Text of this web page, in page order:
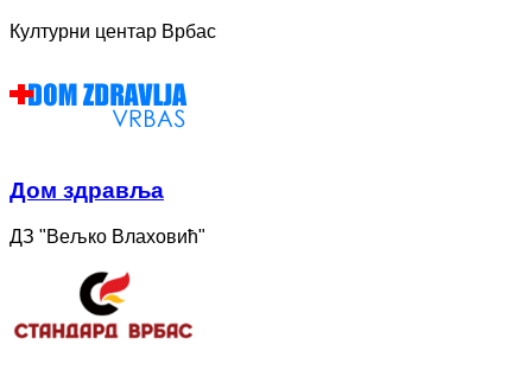
Културни центар Врбас
Дом здравља
ДЗ "Вељко Влаховић"